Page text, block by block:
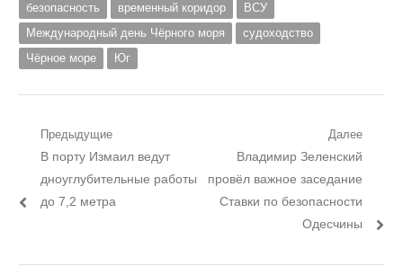
безопасность временный коридор
ВСУ
Международный день Чёрного моря
судоходство
Чёрное море
Юг
Навигация
записям
Предыдущие
Предыдущий
пост:
В порту Измаил ведут
дноуглубительные работы
до 7,2 метра
Далее
Следующий
пост:
Владимир Зеленский
провёл важное заседание
Ставки по безопасности
Одесчины